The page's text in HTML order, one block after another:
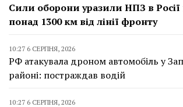
Сили оборони уразили НПЗ в Росії
понад 1300 км від лінії фронту
10:27 6 СЕРПНЯ, 2026
РФ атакувала дроном автомобіль у
районі: постраждав водій
10:27 6 СЕРПНЯ, 2026